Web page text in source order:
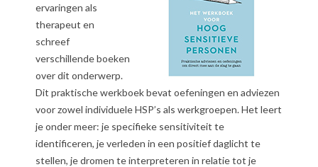
ervaringen als
therapeut en
schreef
verschillende boeken
over dit onderwerp.
Dit praktische werkboek bevat oefeningen en adviezen
voor zowel individuele HSP’s als werkgroepen. Het leert
je onder meer: je specifieke sensitiviteit te
identificeren, je verleden in een positief daglicht te
stellen, je dromen te interpreteren in relatie tot je